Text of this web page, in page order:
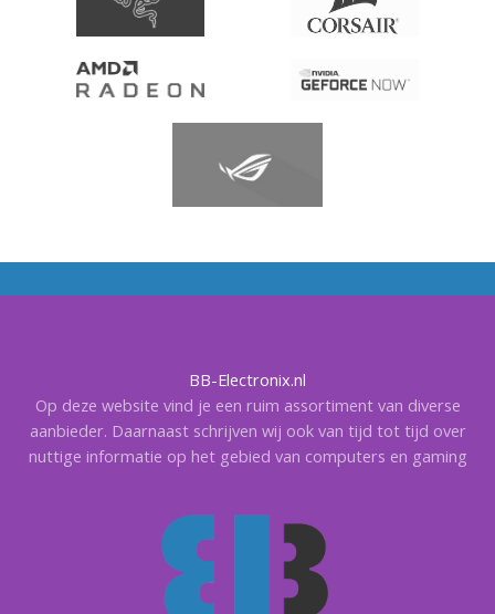
BB-Electronix.nl
Op deze website vind je een ruim assortiment van diverse
aanbieder. Daarnaast schrijven wij ook van tijd tot tijd over
nuttige informatie op het gebied van computers en gaming